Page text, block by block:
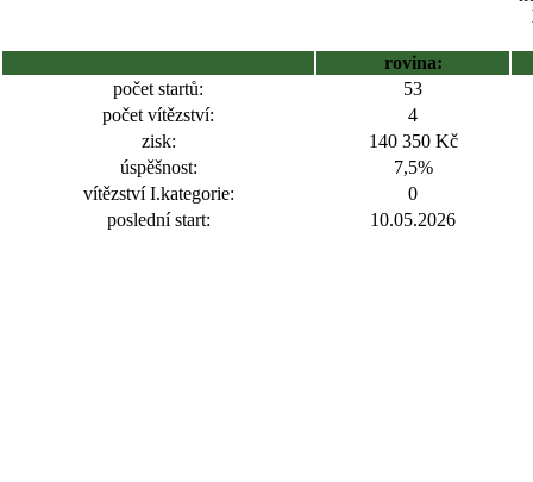
rovina:
počet startů:
53
počet vítězství:
4
zisk:
140 350 Kč
úspěšnost:
7,5%
vítězství I.kategorie:
0
poslední start:
10.05.2026